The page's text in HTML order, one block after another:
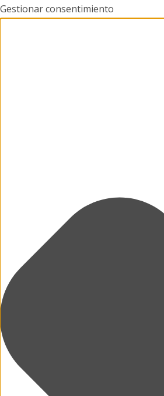
Gestionar consentimiento